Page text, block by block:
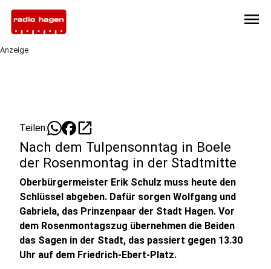
menu
Anzeige
Teilen: open_in_new
Nach dem Tulpensonntag in Boele
der Rosenmontag in der Stadtmitte
Oberbürgermeister Erik Schulz muss heute den
Schlüssel abgeben. Dafür sorgen Wolfgang und
Gabriela, das Prinzenpaar der Stadt Hagen. Vor
dem Rosenmontagszug übernehmen die Beiden
das Sagen in der Stadt, das passiert gegen 13.30
Uhr auf dem Friedrich-Ebert-Platz.